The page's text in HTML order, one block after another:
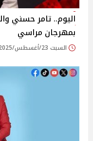
اليوم.. تامر حسني
بمهرجان مراسي
السبت 23/أغسطس/2025 - 04:50 م